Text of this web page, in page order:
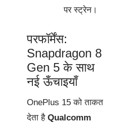
पर स्ट्रेन।
परफॉर्मेंस:
Snapdragon 8
Gen 5 के साथ
नई ऊँचाइयाँ
OnePlus 15 को ताकत
देता है Qualcomm